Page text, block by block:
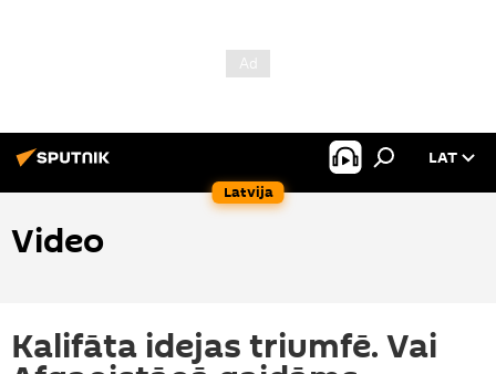
Latvija
LAT
Video
Kalifāta idejas triumfē. Vai